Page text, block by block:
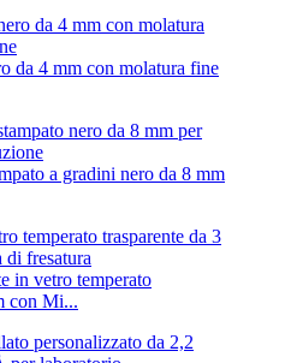
da 4 mm con molatura fine
a gradini nero da 8 mm
in vetro temperato
con Mi...